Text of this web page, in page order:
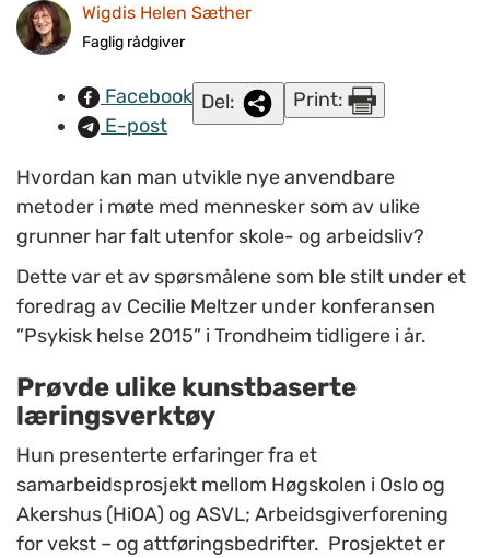
ufarlig måte. (Ill.foto: www.colourbox.com).
Wigdis Helen Sæther
Faglig rådgiver
Facebook
E-post
Del: Print:
Hvordan kan man utvikle nye anvendbare
metoder i møte med mennesker som av ulike
grunner har falt utenfor skole- og arbeidsliv?
Dette var et av spørsmålene som ble stilt under et
foredrag av Cecilie Meltzer under konferansen
”Psykisk helse 2015” i Trondheim tidligere i år.
Prøvde ulike kunstbaserte
læringsverktøy
Hun presenterte erfaringer fra et
samarbeidsprosjekt mellom Høgskolen i Oslo og
Akershus (HiOA) og ASVL; Arbeidsgiverforening
for vekst – og attføringsbedrifter. Prosjektet er